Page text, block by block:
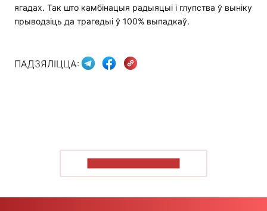
ягадах. Так што камбінацыя радыяцыі і глупства ў выніку
прыводзіць да трагедыі ў 100% выпадкаў.
ПАДЗЯЛІЦЦА: